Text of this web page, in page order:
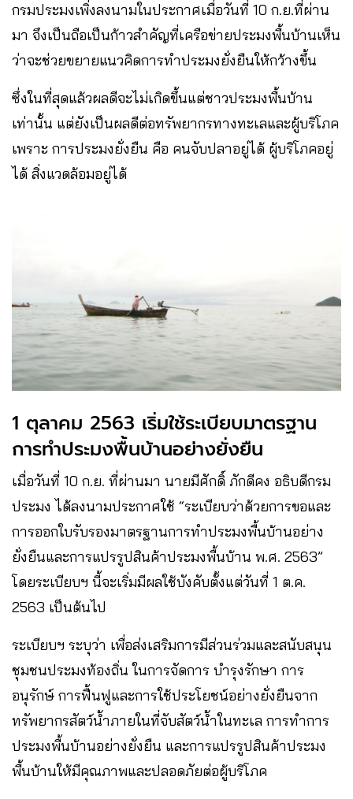
กรมประมงเพิ่งลงนามในประกาศเมื่อวันที่ 10 ก.ย.ที่ผ่าน
มา จึงเป็นถือเป็นก้าวสำคัญที่เครือข่ายประมงพื้นบ้านเห็น
ว่าจะช่วยขยายแนวคิดการทำประมงยั่งยืนให้กว้างขึ้น
ซึ่งในที่สุดแล้วผลดีจะไม่เกิดขึ้นแต่ชาวประมงพื้นบ้าน
เท่านั้น แต่ยังเป็นผลดีต่อทรัพยากรทางทะเลและผู้บริโภค
เพราะ การประมงยั่งยืน คือ คนจับปลาอยู่ได้ ผู้บริโภคอยู่
ได้ สิ่งแวดล้อมอยู่ได้
1 ตุลาคม 2563 เริ่มใช้ระเบียบมาตรฐาน
การทำประมงพื้นบ้านอย่างยั่งยืน
เมื่อวันที่ 10 ก.ย. ที่ผ่านมา นายมีศักดิ์ ภักดีคง อธิบดีกรม
ประมง ได้ลงนามประกาศใช้ “ระเบียบว่าด้วยการขอและ
การออกใบรับรองมาตรฐานการทำประมงพื้นบ้านอย่าง
ยั่งยืนและการแปรรูปสินค้าประมงพื้นบ้าน พ.ศ. 2563”
โดยระเบียบฯ นี้จะเริ่มมีผลใช้บังคับตั้งแต่วันที่ 1 ต.ค.
2563 เป็นต้นไป
ระเบียบฯ ระบุว่า เพื่อส่งเสริมการมีส่วนร่วมและสนับสนุน
ชุมชนประมงท้องถิ่น ในการจัดการ บำรุงรักษา การ
อนุรักษ์ การฟื้นฟูและการใช้ประโยชน์อย่างยั่งยืนจาก
ทรัพยากรสัตว์น้ำภายในที่จับสัตว์น้ำในทะเล การทำการ
ประมงพื้นบ้านอย่างยั่งยืน และการแปรรูปสินค้าประมง
พื้นบ้านให้มีคุณภาพและปลอดภัยต่อผู้บริโภค